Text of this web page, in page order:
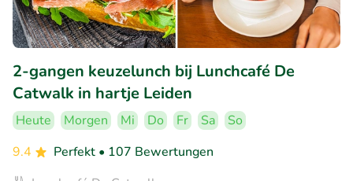
2-gangen keuzelunch bij Lunchcafé De
Catwalk in hartje Leiden
Heute Morgen Mi Do Fr Sa
So
9.4
Perfekt • 107 Bewertungen